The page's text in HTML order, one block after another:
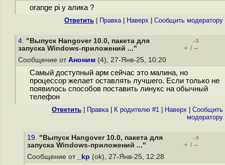
orange pi у алика ?
Ответить Правка| Наверх Cообщить модератору
4. "Выпуск Hangover 10.0, пакета для
запуска Windows-приложений ..."
–3
+ / –
Сообщение от Аноним (4), 27-Янв-25, 10:20
Самый доступный арм сейчас это малина, но
процессор желает оставлять лучшего. Если только не
появилось способов поставить линукс на обычный
телефон
Ответить Правка| К родителю #1 Наверх
Cообщить
модератору
19. "Выпуск Hangover 10.0, пакета для
запуска Windows-приложений ..."
–3
+ / –
Сообщение от
_kp (ok), 27-Янв-25, 12:28